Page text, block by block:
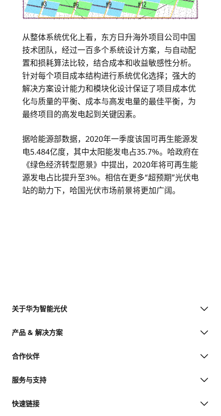
从整体系统优化上看，东方日升海外项目公司中国
技术团队，经过一百多个系统设计方案，与自动配
置和损耗算法比较，结合成本和收益敏感性分析。
针对每个项目成本结构进行系统优化选择；强大的
解决方案设计能力和模块化设计保证了项目成本优
化与质量的平衡、成本与高发电量的最佳平衡，为
最终项目的高发电起到关键因素。
据哈能源部数据，2020年一季度该国可再生能源发
电5.484亿度，其中太阳能发电占35.7%。哈政府在
《绿色经济转型愿景》中提出，2020年将可再生能
源发电占比提升至3%。相信在更多“超预期”光伏电
站的助力下，哈国光伏市场前景将更加广阔。
关于华为智能光伏
产品 & 解决方案
合作伙伴
服务与支持
快速链接